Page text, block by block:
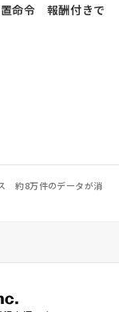
置命令 報酬付きで
約8万件のデータが消